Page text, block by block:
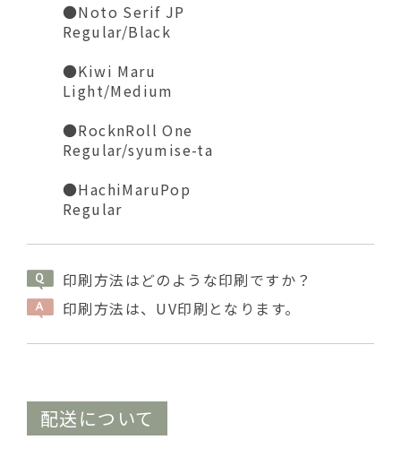
●Noto Serif JP
Regular/Black
●Kiwi Maru
Light/Medium
●RocknRoll One
Regular/syumise-ta
●HachiMaruPop
Regular
印刷方法はどのような印刷ですか？
印刷方法は、UV印刷となります。
配送について